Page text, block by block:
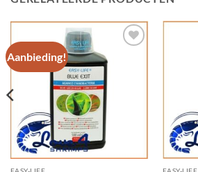
Aanbieding!